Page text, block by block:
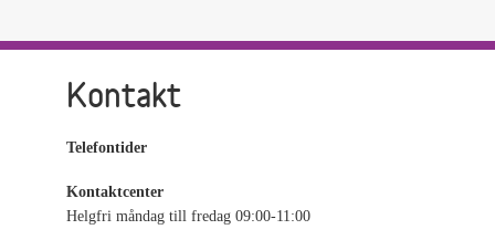
Kontakt
Telefontider
Kontaktcenter
Helgfri måndag till fredag 09:00-11:00